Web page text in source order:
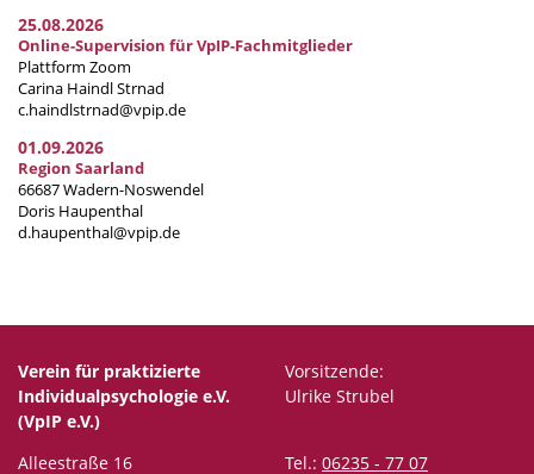
25.08.2026
Online-Supervision für VpIP-Fachmitglieder
Plattform Zoom
Carina Haindl Strnad
c.haindlstrnad@vpip.de
01.09.2026
Region Saarland
66687 Wadern-Noswendel
Doris Haupenthal
d.haupenthal@vpip.de
Verein für praktizierte
Individualpsychologie e.V.
(VpIP e.V.)
Vorsitzende:
Ulrike Strubel
Alleestraße 16 Tel.: 06235 - 77 07